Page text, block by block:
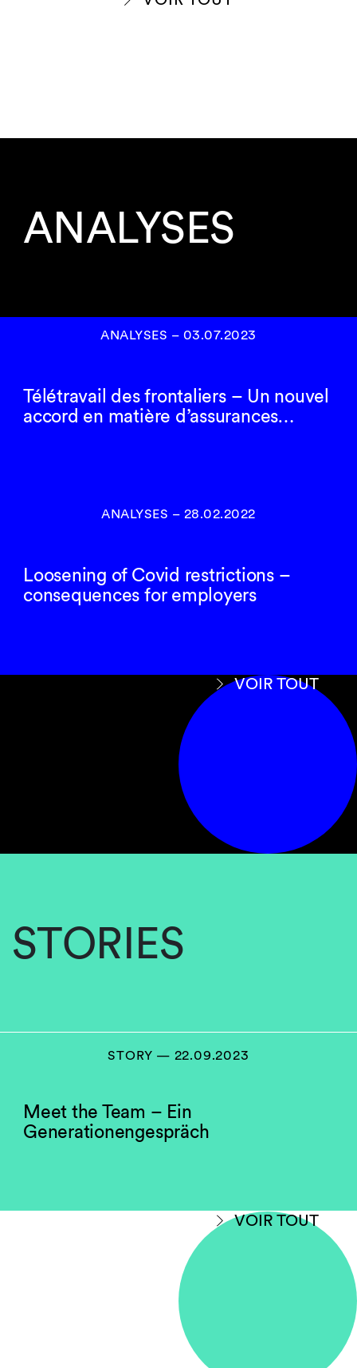
ANALYSES
ANALYSES – 03.07.2023
Télétravail des frontaliers – Un nouvel
accord en matière d’assurances…
ANALYSES – 28.02.2022
Loosening of Covid restrictions –
consequences for employers
VOIR TOUT
STORIES
STORY — 22.09.2023
Meet the Team – Ein
Generationengespräch
VOIR TOUT